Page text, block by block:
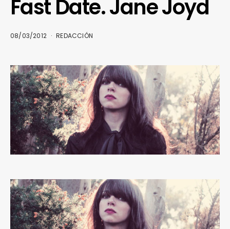
Fast Date. Jane Joyd
08/03/2012 REDACCIÓN